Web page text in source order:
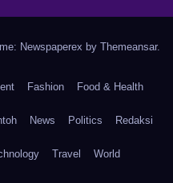
Newspaperex by Themeansar.
Fashion Food & Health
News Politics Redaksi
Travel World